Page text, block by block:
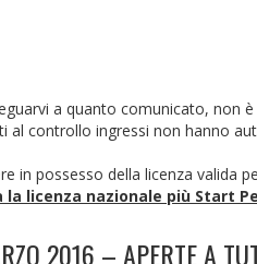
a quanto comunicato, non
controllo ingressi non hanno
in possesso della licenza valida
licenza nazionale più Start
2016 – APERTE A